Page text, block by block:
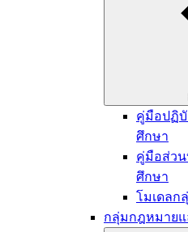
คู่มือปฏิบั
ศึกษา
คู่มือส่วน
ศึกษา
โมเดลก
กลุ่มกฎหมาย